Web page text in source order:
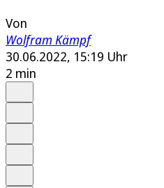
Von
Wolfram Kämpf
30.06.2022, 15:19 Uhr
2 min